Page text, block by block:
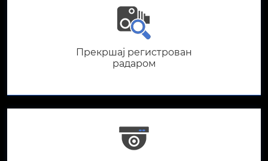
Прекршај регистрован
радаром